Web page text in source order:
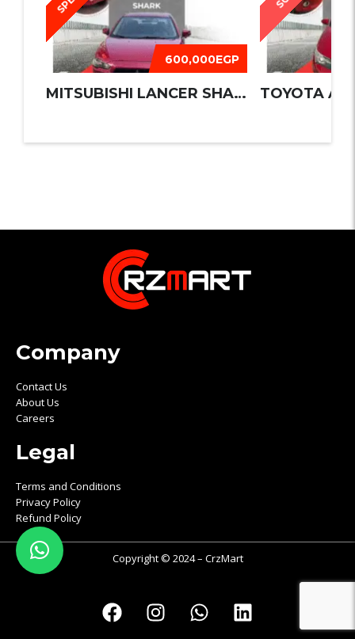
600,000EGP
MITSUBISHI LANCER SHARK 2016 TOYOTA
Company
Contact Us
About Us
Careers
Legal
Terms and Conditions
Privacy Policy
Refund Policy
Copyright © 2024 – CrzMart